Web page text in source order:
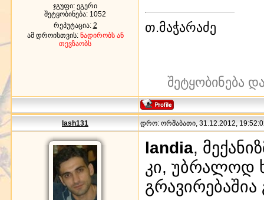
ჯგუფი: ეგერი
შეტყობინება: 1052
რეპუტაცია: 2
ამ დროისთვის: ნადირობს ან
თევზაობს
თ.მაჭარაძე
შეტყობინება
lash131 დრო: ორშაბათი, 31.12.2012,
landia,
კი, უბრალოდ
გრავირებაშია